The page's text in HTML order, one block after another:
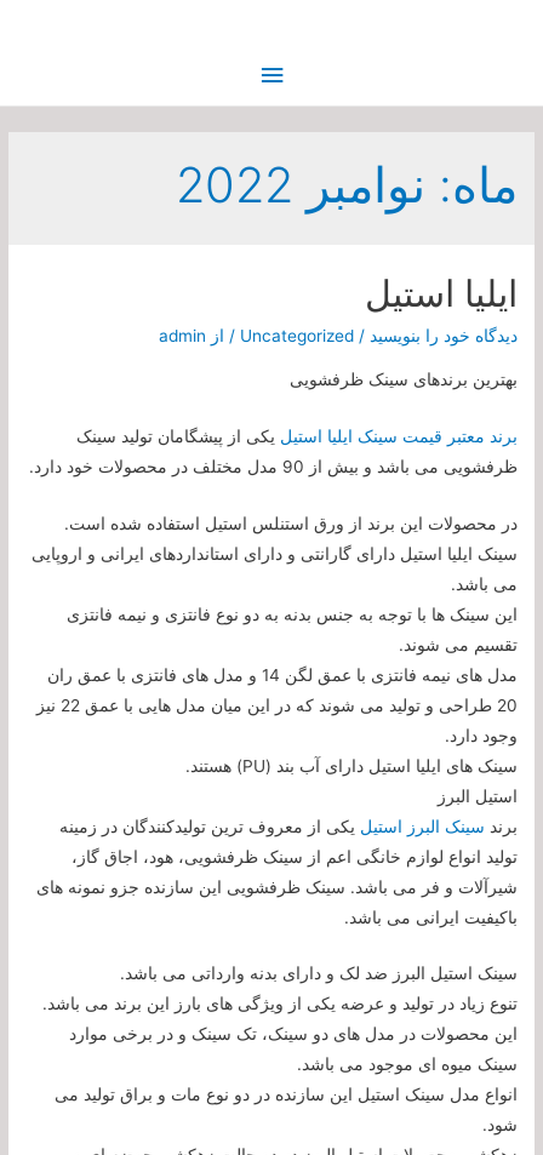
فهرست
ماه: نوامبر 2022
ایلیا استیل
دیدگاه‌ خود را بنویسید /
Uncategorized / از admin
بهترین برندهای سینک ظرفشویی
برند معتبر قیمت سینک ایلیا استیل یکی از پیشگامان تولید سینک
ظرفشویی می باشد و بیش از 90 مدل مختلف در محصولات خود دارد.
در محصولات این برند از ورق استنلس استیل استفاده شده است.
سینک ایلیا استیل دارای گارانتی و دارای استانداردهای ایرانی و اروپایی
می باشد.
این سینک ها با توجه به جنس بدنه به دو نوع فانتزی و نیمه فانتزی
تقسیم می شوند.
مدل های نیمه فانتزی با عمق لگن 14 و مدل های فانتزی با عمق ران
20 طراحی و تولید می شوند که در این میان مدل هایی با عمق 22 نیز
وجود دارد.
سینک های ایلیا استیل دارای آب بند (PU) هستند.
استیل البرز
برند سینک البرز استیل یکی از معروف ترین تولیدکنندگان در زمینه
تولید انواع لوازم خانگی اعم از سینک ظرفشویی، هود، اجاق گاز،
شیرآلات و فر می باشد. سینک ظرفشویی این سازنده جزو نمونه های
باکیفیت ایرانی می باشد.
سینک استیل البرز ضد لک و دارای بدنه وارداتی می باشد.
تنوع زیاد در تولید و عرضه یکی از ویژگی های بارز این برند می باشد.
این محصولات در مدل های دو سینک، تک سینک و در برخی موارد
سینک میوه ای موجود می باشد.
انواع مدل سینک استیل این سازنده در دو نوع مات و براق تولید می
شود.